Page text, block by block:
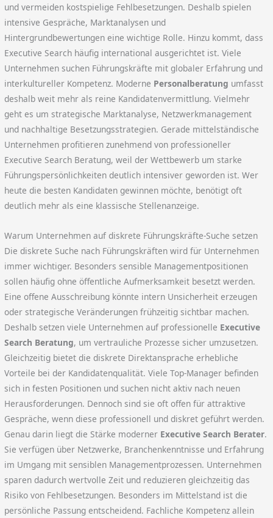
und vermeiden kostspielige Fehlbesetzungen. Deshalb spielen
intensive Gespräche, Marktanalysen und
Hintergrundbewertungen eine wichtige Rolle. Hinzu kommt, dass
Executive Search häufig international ausgerichtet ist. Viele
Unternehmen suchen Führungskräfte mit globaler Erfahrung und
interkultureller Kompetenz. Moderne Personalberatung umfasst
deshalb weit mehr als reine Kandidatenvermittlung. Vielmehr
geht es um strategische Marktanalyse, Netzwerkmanagement
und nachhaltige Besetzungsstrategien. Gerade mittelständische
Unternehmen profitieren zunehmend von professioneller
Executive Search Beratung, weil der Wettbewerb um starke
Führungspersönlichkeiten deutlich intensiver geworden ist. Wer
heute die besten Kandidaten gewinnen möchte, benötigt oft
deutlich mehr als eine klassische Stellenanzeige.
Warum Unternehmen auf diskrete Führungskräfte-Suche setzen
Die diskrete Suche nach Führungskräften wird für Unternehmen
immer wichtiger. Besonders sensible Managementpositionen
sollen häufig ohne öffentliche Aufmerksamkeit besetzt werden.
Eine offene Ausschreibung könnte intern Unsicherheit erzeugen
oder strategische Veränderungen frühzeitig sichtbar machen.
Deshalb setzen viele Unternehmen auf professionelle Executive
Search Beratung, um vertrauliche Prozesse sicher umzusetzen.
Gleichzeitig bietet die diskrete Direktansprache erhebliche
Vorteile bei der Kandidatenqualität. Viele Top-Manager befinden
sich in festen Positionen und suchen nicht aktiv nach neuen
Herausforderungen. Dennoch sind sie oft offen für attraktive
Gespräche, wenn diese professionell und diskret geführt werden.
Genau darin liegt die Stärke moderner Executive Search Berater.
Sie verfügen über Netzwerke, Branchenkenntnisse und Erfahrung
im Umgang mit sensiblen Managementprozessen. Unternehmen
sparen dadurch wertvolle Zeit und reduzieren gleichzeitig das
Risiko von Fehlbesetzungen. Besonders im Mittelstand ist die
persönliche Passung entscheidend. Fachliche Kompetenz allein